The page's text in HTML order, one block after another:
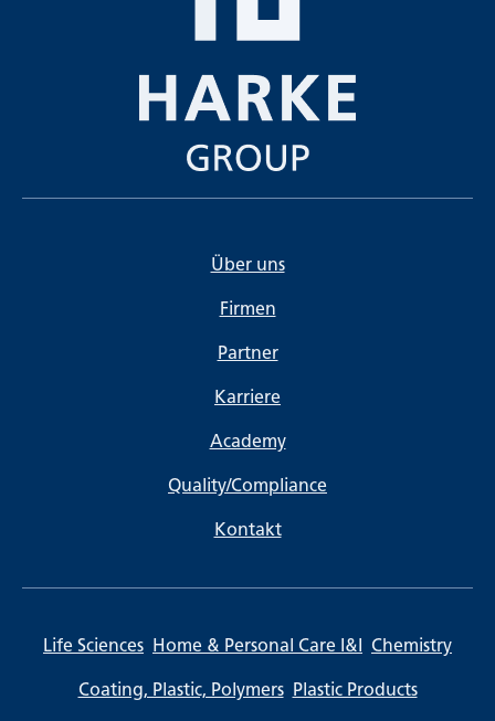
Über uns
Firmen
Partner
Karriere
Academy
Quality/Compliance
Kontakt
Life Sciences Home & Personal Care I&I Chemistry
Coating, Plastic, Polymers Plastic Products